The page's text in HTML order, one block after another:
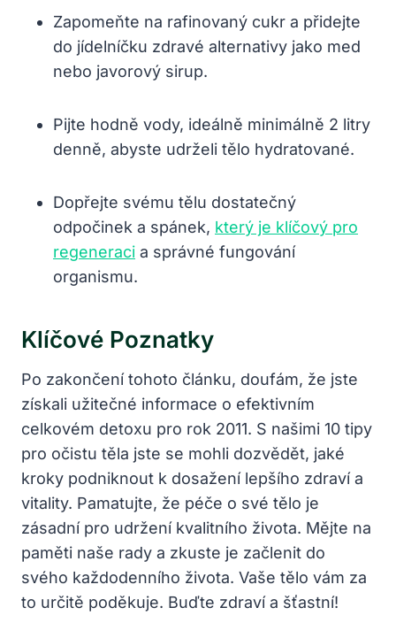
Zapomeňte ​na rafinovaný cukr ⁤a ⁣přidejte
do⁢ jídelníčku zdravé ⁣alternativy jako med
nebo javorový sirup.
Pijte hodně ​vody, ideálně minimálně⁢ 2 litry
denně, abyste udrželi⁤ tělo hydratované.
Dopřejte svému‌ tělu dostatečný
⁤odpočinek⁤ a spánek, ‍ který je klíčový pro
regeneraci a správné fungování
organismu.
Klíčové⁤ Poznatky
Po​ zakončení tohoto článku, doufám,⁢ že jste
získali ⁢užitečné‍ informace o efektivním‌
celkovém⁣ detoxu pro rok‌ 2011. S našimi 10 tipy
pro očistu⁤ těla jste se ⁣mohli⁢ dozvědět, jaké
kroky⁤ podniknout k dosažení lepšího zdraví⁣ a
vitality. Pamatujte, že péče o své tělo ⁤je
zásadní pro udržení kvalitního života. Mějte na
paměti⁣ naše ⁣rady a zkuste je začlenit do
svého⁤ každodenního ⁢života.⁤ Vaše tělo vám ⁣za
⁤to určitě poděkuje.‍ Buďte zdraví ‍a šťastní!